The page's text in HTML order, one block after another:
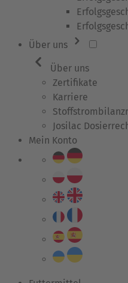
Über uns
Über uns
Zertifikate
Karriere
Josilac
Mein Konto